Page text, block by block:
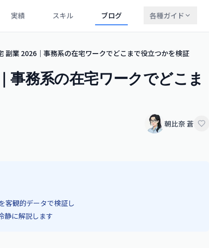
実績 スキル ブログ 各種ガイド
副業 2026｜事務系の在宅ワークでどこまで役立つかを検証
事務系の在宅ワークでどこま
朝比奈 蒼
客観的データで検証し
静に解説します